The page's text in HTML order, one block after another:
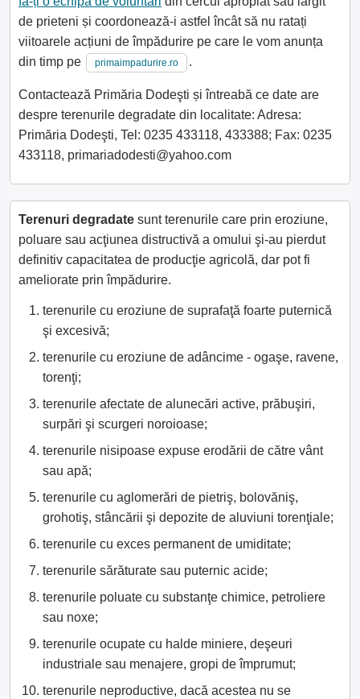
de prieteni și coordonează-i astfel încât să nu ratați
viitoarele acțiuni de împădurire pe care le vom anunța
din timp pe
primaimpadurire.ro .
Contactează Primăria Dodeşti și întreabă ce date are
despre terenurile degradate din localitate: Adresa:
Primăria Dodeşti, Tel: 0235 433118, 433388; Fax: 0235
433118, primariadodesti@yahoo.com
Terenuri degradate sunt terenurile care prin eroziune,
poluare sau acţiunea distructivă a omului şi-au pierdut
definitiv capacitatea de producţie agricolă, dar pot fi
ameliorate prin împădurire.
terenurile cu eroziune de suprafaţă foarte puternică
şi excesivă;
terenurile cu eroziune de adâncime - ogaşe, ravene,
torenţi;
terenurile afectate de alunecări active, prăbuşiri,
surpări şi scurgeri noroioase;
terenurile nisipoase expuse erodării de către vânt
sau apă;
terenurile cu aglomerări de pietriş, bolovăniş,
grohotiş, stâncării şi depozite de aluviuni torenţiale;
terenurile cu exces permanent de umiditate;
terenurile sărăturate sau puternic acide;
terenurile poluate cu substanţe chimice, petroliere
sau noxe;
terenurile ocupate cu halde miniere, deşeuri
industriale sau menajere, gropi de împrumut;
terenurile neproductive, dacă acestea nu se